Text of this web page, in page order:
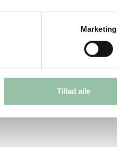
Marketing
Tillad alle